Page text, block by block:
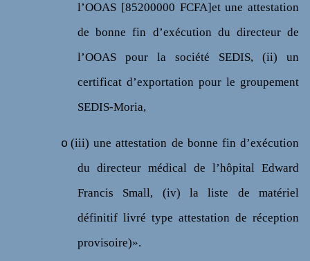
l’OOAS [85200000 FCFA]et une attestation
de bonne fin d’exécution du directeur de
l’OOAS pour la société SEDIS, (ii) un
certificat d’exportation pour le groupement
SEDIS-Moria,
o (iii) une attestation de bonne fin d’exécution
du directeur médical de l’hôpital Edward
Francis Small, (iv) la liste de matériel
définitif livré type attestation de réception
provisoire)».